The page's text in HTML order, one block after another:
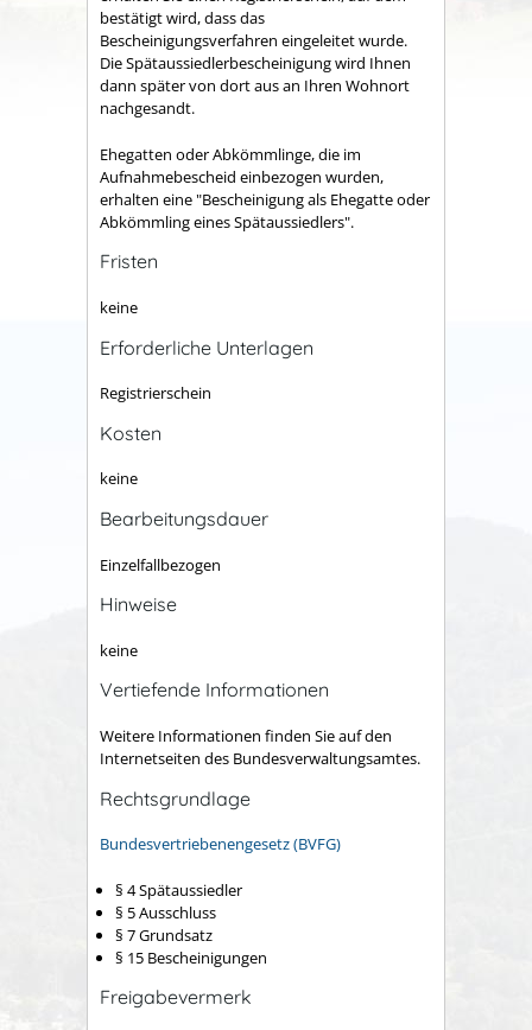
bestätigt wird, dass das
Bescheinigungsverfahren eingeleitet wurde.
Die Spätaussiedlerbescheinigung wird Ihnen
dann später von dort aus an Ihren Wohnort
nachgesandt.
Ehegatten oder Abkömmlinge, die im
Aufnahmebescheid einbezogen wurden,
erhalten eine "Bescheinigung als Ehegatte oder
Abkömmling eines Spätaussiedlers".
Fristen
keine
Erforderliche Unterlagen
Registrierschein
Kosten
keine
Bearbeitungsdauer
Einzelfallbezogen
Hinweise
keine
Vertiefende Informationen
Weitere Informationen finden Sie auf den
Internetseiten des Bundesverwaltungsamtes.
Rechtsgrundlage
Bundesvertriebenengesetz (BVFG)
§ 4 Spätaussiedler
§ 5 Ausschluss
§ 7 Grundsatz
§ 15 Bescheinigungen
Freigabevermerk